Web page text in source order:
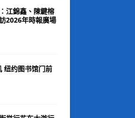
江錦鑫、陳鍵榕
2026年時報廣場
纽约图书馆门前